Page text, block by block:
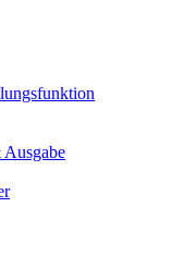
Ausgabe